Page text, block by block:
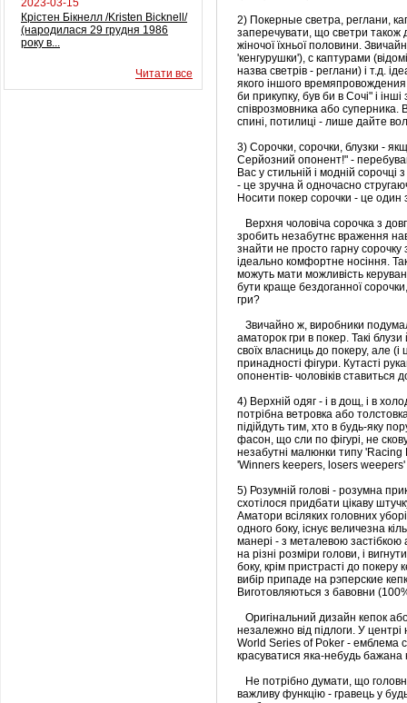
2023-03-15
Крістен Бікнелл /Kristen Bicknell/
(народилася 29 грудня 1986
року в...
Читати все
2) Покерные светра, реглани,
заперечувати, що светри також
жіночої їхньої половини.
'кенгурушки'), c каптурами
назва светрів - реглани) і т.д.
якого іншого
би прикупку, був би в Сочі" і
співрозмовника або суперника.
спині, потилиці - лише дайте
3) Сорочки, сорочки, блузки -
Серйозний опонент!" -
Вас у стильній і модній сорочці
- це зручна й одночасно
Носити покер сорочки - це один
Верхня чоловіча сорочка з
зробить незабутнє враження
знайти не просто гарну
ідеально комфортне носіння.
можуть мати можливість
бути краще бездоганної
гри?
Звичайно ж, виробники
аматорок гри в покер. Такі
своїх власниць до покеру, але (і
принадності фігури. Кутасті
опонентів- чоловіків ставиться
4) Верхній одяг - і в дощ, і в
потрібна ветровка або
підійдуть тим, хто в будь-яку
фасон, що сли по фігурі, не
незабутні малюнки типу
'Wіnners keepers, losers weepers'
5) Розумній голові - розумна
схотілося придбати цікаву
Аматори всіляких головних
одного боку, існує величезна
манері - з металевою
на різні розміри голови, і
боку, крім пристрасті до
вибір припаде на рэперские
Виготовляються з бавовни
Оригінальний дизайн кепок
незалежно від підлоги. У
World Serіes of Poker - емблема
красуватися яка-небудь
Не потрібно думати, що
важливу функцію - гравець у